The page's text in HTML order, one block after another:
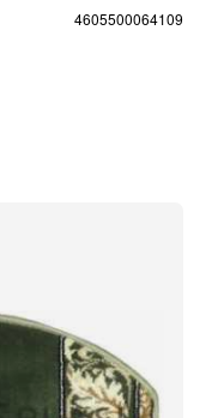
4605500064109